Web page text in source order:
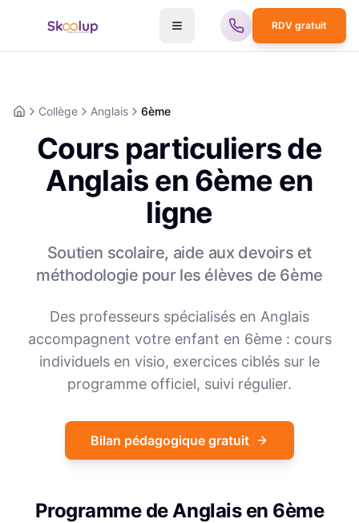
RDV gratuit
AccueilCollège Anglais 6ème
Cours particuliers de
Anglais en 6ème en
ligne
Soutien scolaire, aide aux devoirs et
méthodologie pour les élèves de 6ème
Des professeurs spécialisés en Anglais
accompagnent votre enfant en 6ème: cours
individuels en visio, exercices ciblés sur le
programme officiel, suivi régulier.
Bilan pédagogique gratuit
Programme deAnglaisen 6ème